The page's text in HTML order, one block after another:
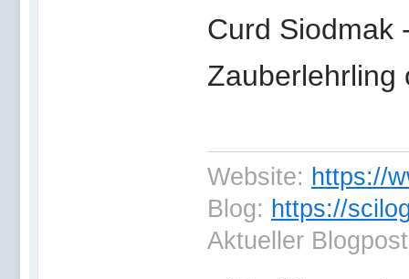
Curd Siodmak
Zauberlehrling
Website: https://
Blog: https://
Aktueller